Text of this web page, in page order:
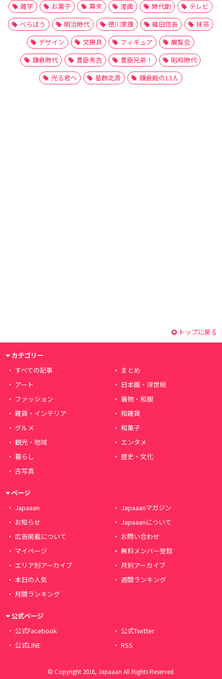
雑学
お菓子 幕末 漫画 時代劇
テレビ
べらぼう
明治時代 徳川家康 織田信長
抹茶
デザイン
文房具 フィギュア
展覧会
鎌倉時代
豊臣秀吉 豊臣兄弟！
昭和時代
光る君へ
葛飾北斎 鎌倉殿の13人
トップに戻る
カテゴリー
すべての記事
まとめ
アート
日本画・浮世絵
ファッション
着物・和服
雑貨・インテリア
和雑貨
グルメ
和菓子
観光・地域
エンタメ
暮らし
歴史・文化
古写真
ページ
Japaaan
Japaaanマガジン
お知らせ
Japaaanについて
広告掲載について
お問い合わせ
マイページ
無料メンバー登録
エリア別アーカイブ
月別アーカイブ
本日の人気
週間ランキング
月間ランキング
公式ページ
公式Facebook
公式Twitter
公式LINE
RSS
© Copyright 2016, Japaaan All Rights Reserved.